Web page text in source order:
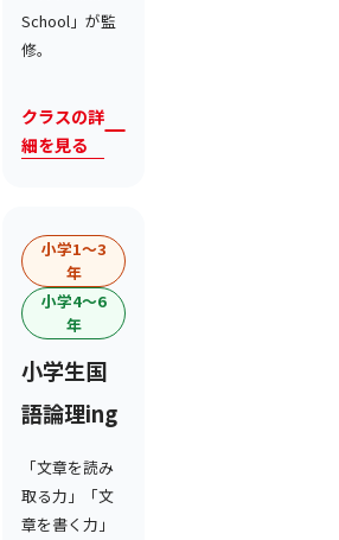
School」が監
修。
クラスの詳
細を見る
小学1〜3
年
小学4〜6
年
小学生国
語論理ing
「文章を読み
取る力」「文
章を書く力」